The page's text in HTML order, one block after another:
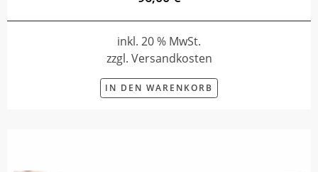
inkl. 20 % MwSt.
zzgl. Versandkosten
IN DEN WARENKORB